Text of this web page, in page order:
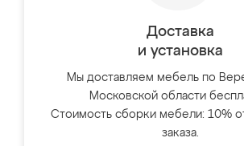
Доставка
и установка
Мы доставляем мебель по
Московской области
Стоимость сборки мебели: 10%
заказа.